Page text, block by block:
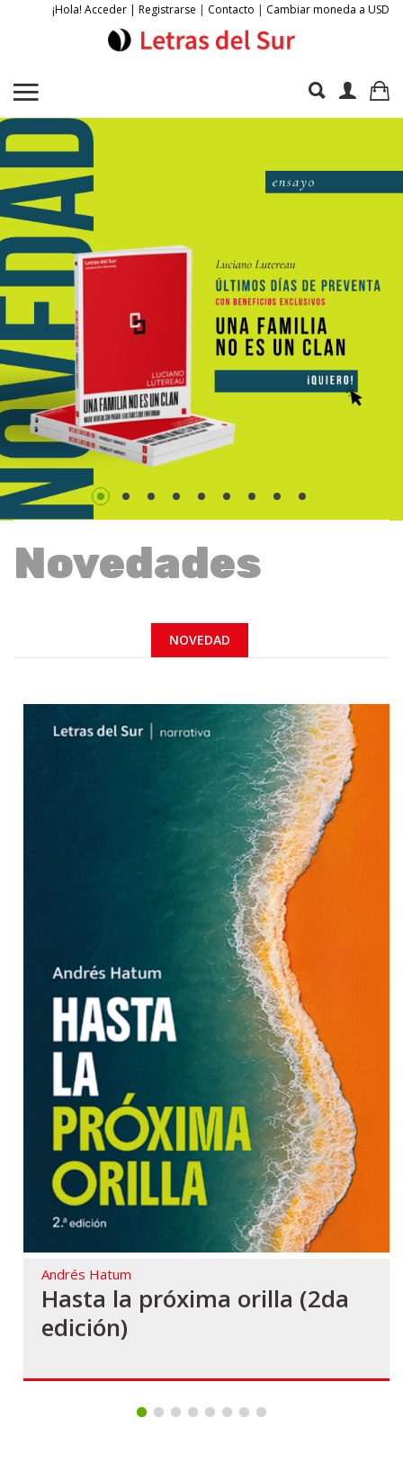
¡Hola! Acceder | Registrarse | Contacto | Cambiar moneda a USD
Novedades
NOVEDAD
Andrés Hatum
Hasta la próxima orilla (2da
edición)